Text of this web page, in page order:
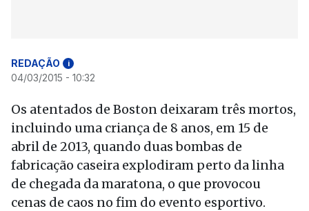
REDAÇÃO i
04/03/2015 - 10:32
Os atentados de Boston deixaram três mortos,
incluindo uma criança de 8 anos, em 15 de
abril de 2013, quando duas bombas de
fabricação caseira explodiram perto da linha
de chegada da maratona, o que provocou
cenas de caos no fim do evento esportivo.